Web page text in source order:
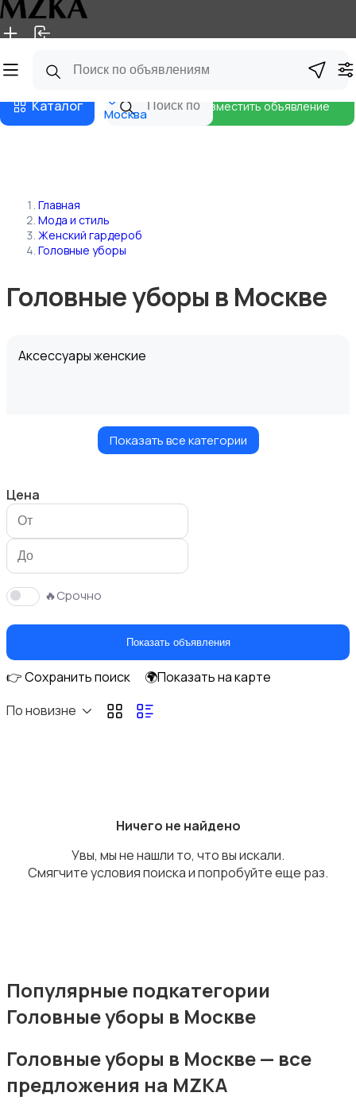
Главная Магазины
Каталог Москва
Разместить объявление
Главная
Мода и стиль
Женский гардероб
Головные уборы
Головные уборы в Москве
Аксессуары женские
Будущим мамам
Верхняя одежда
Головные уборы
Показать все категории
Цена
🔥Срочно
Показать объявления
👉 Сохранить поиск
🌍Показать на карте
По новизне
Ничего не найдено
Увы, мы не нашли то, что вы искали.
Смягчите условия поиска и попробуйте еще раз.
Популярные подкатегории
Головные уборы в Москве
Головные уборы в Москве — все
предложения на MZKA